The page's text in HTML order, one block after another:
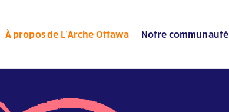
À propos de L’Arche Ottawa Notre communauté